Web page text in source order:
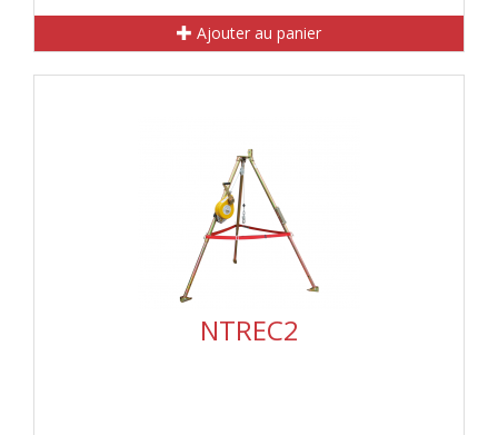
Ajouter au panier
NTREC2